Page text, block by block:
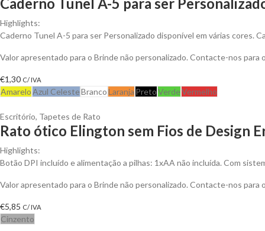
Highlights:
Caderno Tunel A-5 para ser Personalizado disponível em várias cores.
Valor apresentado para o Brinde não personalizado. Contacte-nos
€1,30 C/ IVA
AmareloAzul CelesteBrancoLaranja PretoVerdeVermelho
Escritório, Tapetes de Rato
Rato ótico Elington sem Fios de Design
Highlights:
Botão DPI incluído e alimentação a pilhas: 1xAA não incluída. Com
Valor apresentado para o Brinde não personalizado. Contacte-nos
€5,85 C/ IVA
Cinzento